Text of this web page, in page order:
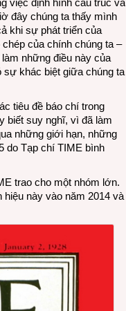
việc định hình cấu trúc và
đây chúng ta thấy mình
khi sự phát triển của
của chính chúng ta –
những điều này của
sự khác biệt giữa chúng ta
tiêu đề báo chí trong
biết suy nghĩ, vì đã làm
những giới hạn, những
do Tạp chí TIME bình
trao cho một nhóm lớn.
này vào năm 2014 và